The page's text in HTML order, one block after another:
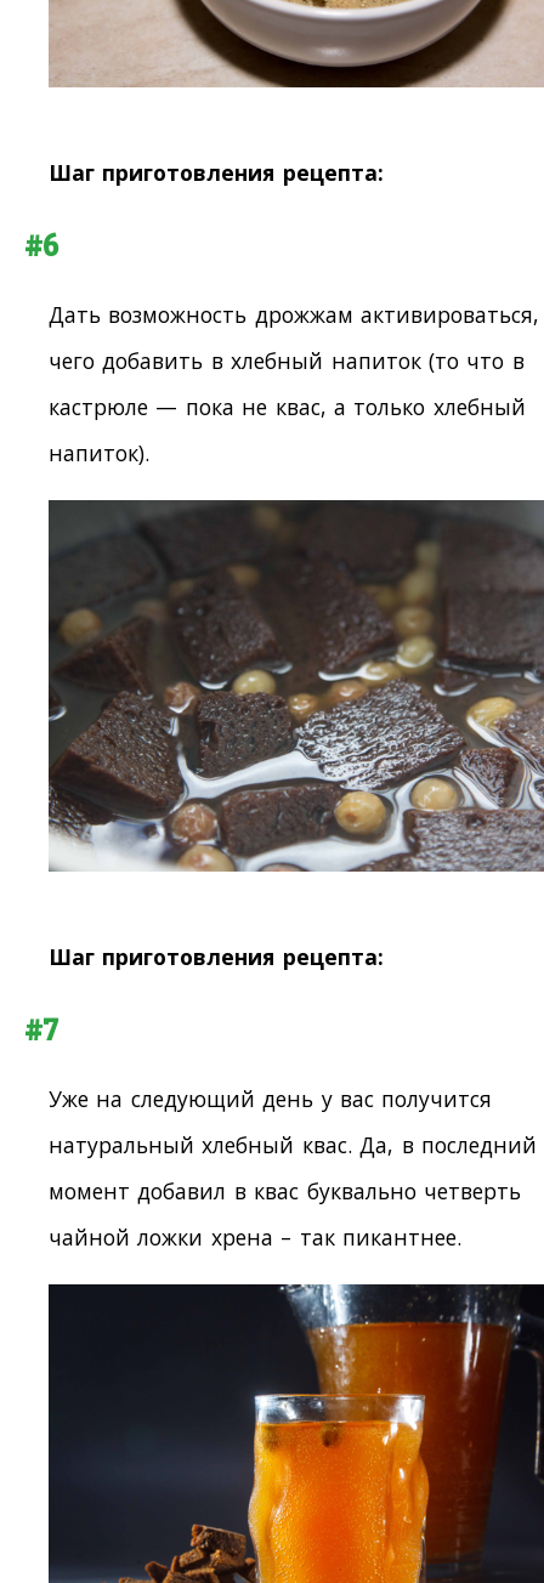
Шаг приготовления рецепта:
#6
Дать возможность дрожжам активироваться,
чего добавить в хлебный напиток (то что в
кастрюле — пока не квас, а только хлебный
напиток).
Шаг приготовления рецепта:
#7
Уже на следующий день у вас получится
натуральный хлебный квас. Да, в последний
момент добавил в квас буквально четверть
чайной ложки хрена – так пикантнее.